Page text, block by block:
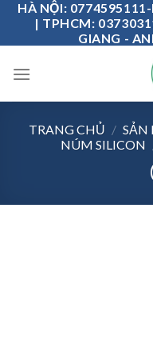
Skip
content
HÀ NỘI:
| TPHCM:
GIANG -
TRANG CHỦ / SẢN
NÚM SILICON